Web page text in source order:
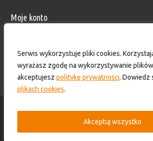
Serwis wykorzystuje pliki cookies.
wyrażasz zgodę na wykorzystywanie
akceptujesz politykę prywatności. Dowiedz
plikach cookies.
Akceptuj wszystko
Moje konto
Formularz wyceny produktów
Skontaktuj się z nami!
© 2016-2025 - HS TECHNIK - Zaopatrzenie
zastrzeżone.